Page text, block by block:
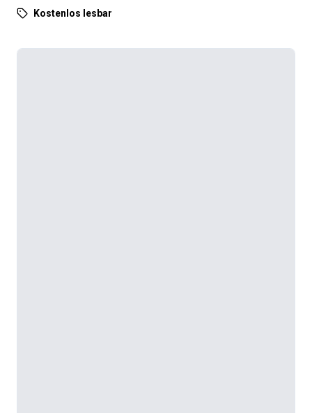
Kostenlos lesbar